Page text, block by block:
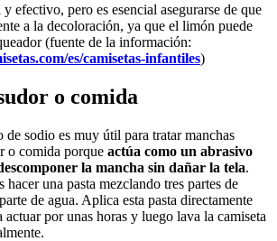
efectivo, pero es esencial asegurarse de que
a la decoloración, ya que el limón puede
(fuente de la información:
es/camisetas-infantiles)
o comida
de sodio es muy útil para tratar manchas
o comida porque actúa como un abrasivo
la mancha sin dañar la tela.
hacer una pasta mezclando tres partes de
de agua. Aplica esta pasta directamente
actuar por unas horas y luego lava la camiseta